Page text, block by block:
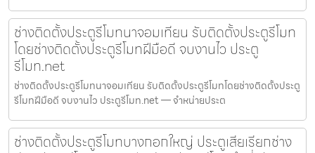
ช่างติดตั้งประตูรีโมทนาจอมเทียน รับติดตั้งประตูรีโมท
โดยช่างติดตั้งประตูรีโมทฝีมือดี จบงานไว ประตู
รีโมท.net
ช่างติดตั้งประตูรีโมทนาจอมเทียน รับติดตั้งประตูรีโมทโดยช่างติดตั้งประตู
รีโมทฝีมือดี จบงานไว ประตูรีโมท.net — จำหน่ายประต
ช่างติดตั้งประตูรีโมทบางกอกใหญ่ ประตูเสียเรียกช่าง